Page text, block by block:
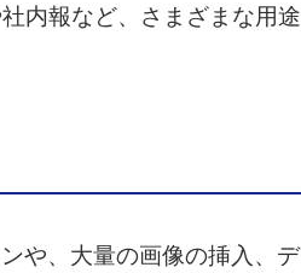
内報など、さまざまな用途
や、大量の画像の挿入、デ